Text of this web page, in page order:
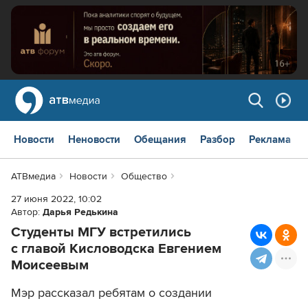
Новости Неновости Обещания Разбор Реклама
АТВмедиа Новости
Общество
27 июня 2022, 10:02
Автор: Дарья Редькина
Студенты МГУ встретились
с главой Кисловодска Евгением
Моисеевым
Мэр рассказал ребятам о создании